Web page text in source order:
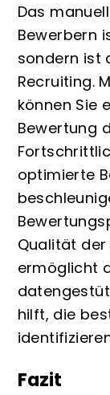
Das
Bewerbern
sondern ist
Recruiting.
können Sie
Bewertung
optimierte
Qualität der
ermöglicht
hilft, die
Fazit